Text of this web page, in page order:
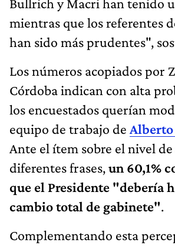
Bullrich y Macri han tenido
mientras que los referentes
han sido más prudentes",
Los números acopiados por
Córdoba indican con alta
los encuestados querían
equipo de trabajo de Alberto
Ante el ítem sobre el nivel
diferentes frases,un 60,1%
que el Presidente "debería
cambio total de gabinete".
Complementando esta